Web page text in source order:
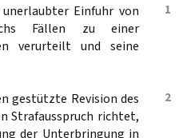
1
Einfuhr von
Fällen zu einer
verurteilt und seine
2
gestützte Revision des
Strafausspruch richtet,
der Unterbringung in